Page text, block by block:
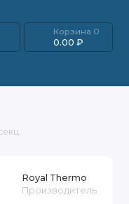
Корзина 0
0.00 ₽
Royal Thermo
Производитель